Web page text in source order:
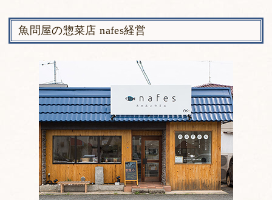
魚問屋の惣菜店 nafes経営